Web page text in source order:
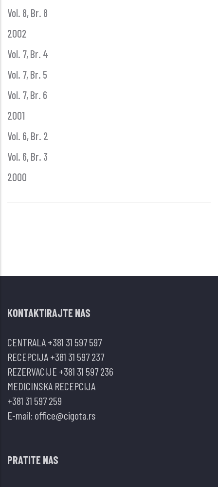
Vol. 8, Br. 8
2002
Vol. 7, Br. 4
Vol. 7, Br. 5
Vol. 7, Br. 6
2001
Vol. 6, Br. 2
Vol. 6, Br. 3
2000
KONTAKTIRAJTE NAS
CENTRALA+381 31 597 597
RECEPCIJA+381 31 597 237
REZERVACIJE +381 31 597 236
MEDICINSKA RECEPCIJA
+381 31 597 259
E-mail: office@cigota.rs
PRATITE NAS